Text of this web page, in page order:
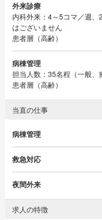
外来診療
内科外来：4～5コマ／週
はございません
患者層（高齢）
病棟管理
担当人数：35名程（一般
患者層（高齢）
当直の仕事
病棟管理
救急対応
夜間外来
求人の特徴